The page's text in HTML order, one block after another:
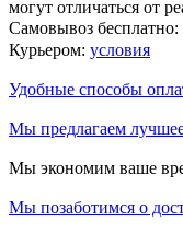
могут отличаться от
Самовывоз бесплатно:
Курьером: условия
Удобные способы
Мы предлагаем
Мы экономим ваше
Мы позаботимся о